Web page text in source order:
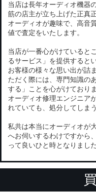
当店は長年オーディオ機器
筋の店主が立ち上げた正真
オーディオが趣味で、高音
値で査定をいたします。
当店が一番心がけていると
るサービス」を提供すると
お客様の様々な思い出が詰
ただく際には、専門知識の
する」ことを心がけておりま
オーディオ修理エンジニア
れていても、処分してしま
私共は本当にオーディオが
へお伺いするわけですから
って良いひと時となりまし